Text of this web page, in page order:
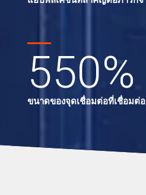
550%
ขนาดของจุดเชื่อมต่อที่เชื่อมต่อ